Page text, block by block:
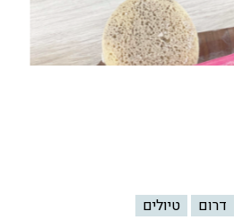
דרום טיולים